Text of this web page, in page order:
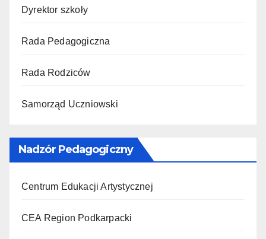
Dyrektor szkoły
Rada Pedagogiczna
Rada Rodziców
Samorząd Uczniowski
Nadzór Pedagogiczny
Centrum Edukacji Artystycznej
CEA Region Podkarpacki